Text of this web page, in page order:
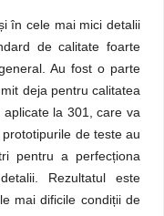
în cele mai mici detalii
de calitate foarte
Au fost o parte
deja pentru calitatea
la 301, care va
de teste au
pentru a perfecționa
Rezultatul este
mai dificile condiții de